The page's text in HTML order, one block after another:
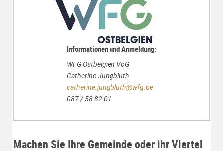
Informationen und Anmeldung:
WFG Ostbelgien VoG
Catherine Jungbluth
catherine.jungbluth@wfg.be
087 / 58 82 01
Machen Sie Ihre Gemeinde oder ihr Viertel